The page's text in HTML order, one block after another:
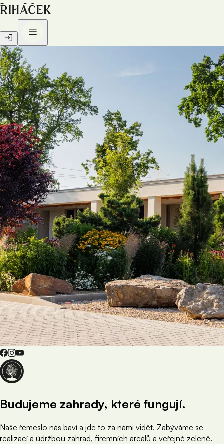
Budujeme zahrady, které fungují.
Naše řemeslo nás baví a jde to za námi vidět. Zabýváme se
realizací a údržbou zahrad, firemních areálů a veřejné zeleně.